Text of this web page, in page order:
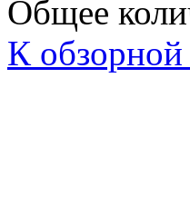
Общее
К обзорной